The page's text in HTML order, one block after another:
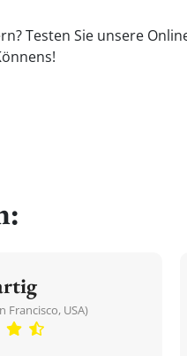
Testen Sie unsere
Francisco, USA)